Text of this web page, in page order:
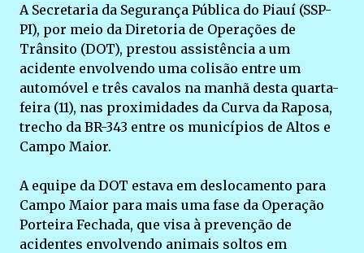
A Secretaria da Segurança Pública do Piauí (SSP-
PI), por meio da Diretoria de Operações de
Trânsito (DOT), prestou assistência a um
acidente envolvendo uma colisão entre um
automóvel e três cavalos na manhã desta quarta-
feira (11), nas proximidades da Curva da Raposa,
trecho da BR-343 entre os municípios de Altos e
Campo Maior.
A equipe da DOT estava em deslocamento para
Campo Maior para mais uma fase da Operação
Porteira Fechada, que visa à prevenção de
acidentes envolvendo animais soltos em